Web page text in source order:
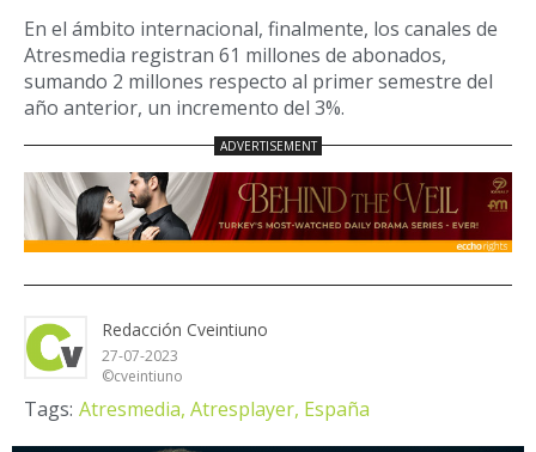
En el ámbito internacional, finalmente, los canales de
Atresmedia registran 61 millones de abonados,
sumando 2 millones respecto al primer semestre del
año anterior, un incremento del 3%.
Redacción Cveintiuno
27-07-2023
©cveintiuno
Tags: Atresmedia, Atresplayer, España